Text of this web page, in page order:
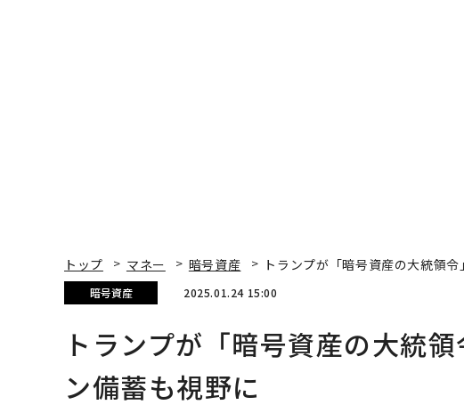
トップ マネー 暗号資産 トランプが「暗号資産の大統領
暗号資産 2025.01.24 15:00
トランプが「暗号資産の大統
ン備蓄も視野に